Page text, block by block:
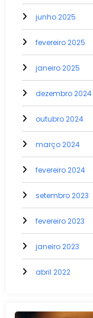
junho 2025
fevereiro 2025
janeiro 2025
dezembro 2024
outubro 2024
março 2024
fevereiro 2024
setembro 2023
fevereiro 2023
janeiro 2023
abril 2022